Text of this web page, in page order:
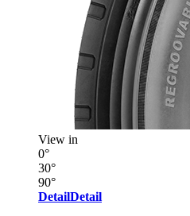
View in
0°
30°
90°
DetailDetail